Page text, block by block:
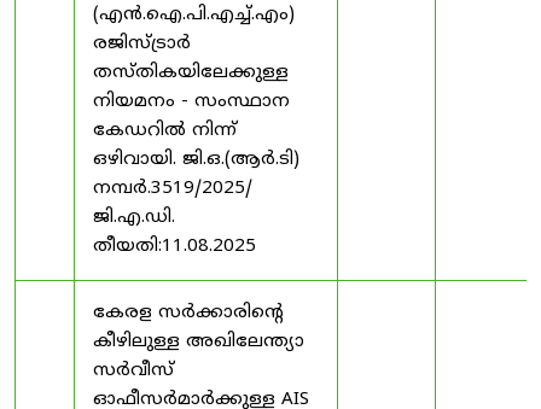
(എൻ.ഐ.പി.എച്ച്.എം)
രജിസ്ട്രാർ
തസ്തികയിലേക്കുള്ള
നിയമനം - സംസ്ഥാന
കേഡറിൽ നിന്ന്
ഒഴിവായി. ജി.ഒ.(ആർ.ടി)
നമ്പർ.3519/2025/
ജി.എ.ഡി.
തീയതി:11.08.2025
കേരള സർക്കാരിന്റെ
കീഴിലുള്ള അഖിലേന്ത്യാ
സർവീസ്
ഓഫീസർമാർക്കുള്ള AIS